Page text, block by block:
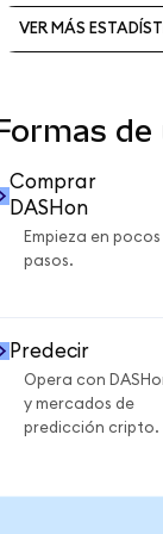
VER MÁS
de
Comprar
DASHon
Empieza en pocos
pasos.
Predecir
Opera con
y mercados de
predicción cripto.